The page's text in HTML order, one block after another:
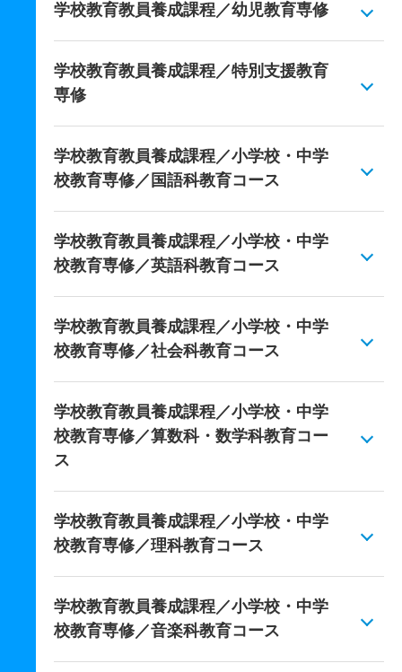
学校教育教員養成課程／幼児教育専修
学校教育教員養成課程／特別支援教育
専修
学校教育教員養成課程／小学校・中学
校教育専修／国語科教育コース
学校教育教員養成課程／小学校・中学
校教育専修／英語科教育コース
学校教育教員養成課程／小学校・中学
校教育専修／社会科教育コース
学校教育教員養成課程／小学校・中学
校教育専修／算数科・数学科教育コー
ス
学校教育教員養成課程／小学校・中学
校教育専修／理科教育コース
学校教育教員養成課程／小学校・中学
校教育専修／音楽科教育コース